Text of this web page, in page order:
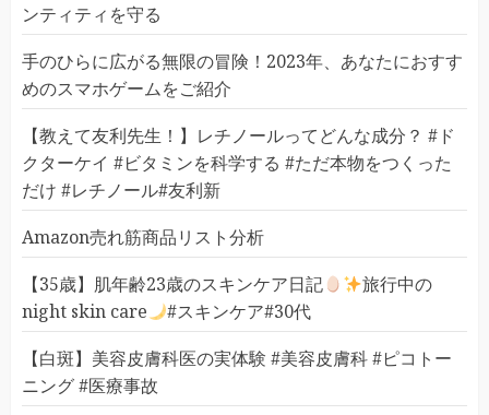
ンティティを守る
手のひらに広がる無限の冒険！2023年、あなたにおすす
めのスマホゲームをご紹介
【教えて友利先生！】レチノールってどんな成分？ #ド
クターケイ #ビタミンを科学する #ただ本物をつくった
だけ #レチノール#友利新
Amazon売れ筋商品リスト分析
【35歳】肌年齢23歳のスキンケア日記
旅行中の
night skin care
#スキンケア#30代
【白斑】美容皮膚科医の実体験 #美容皮膚科 #ピコトー
ニング #医療事故